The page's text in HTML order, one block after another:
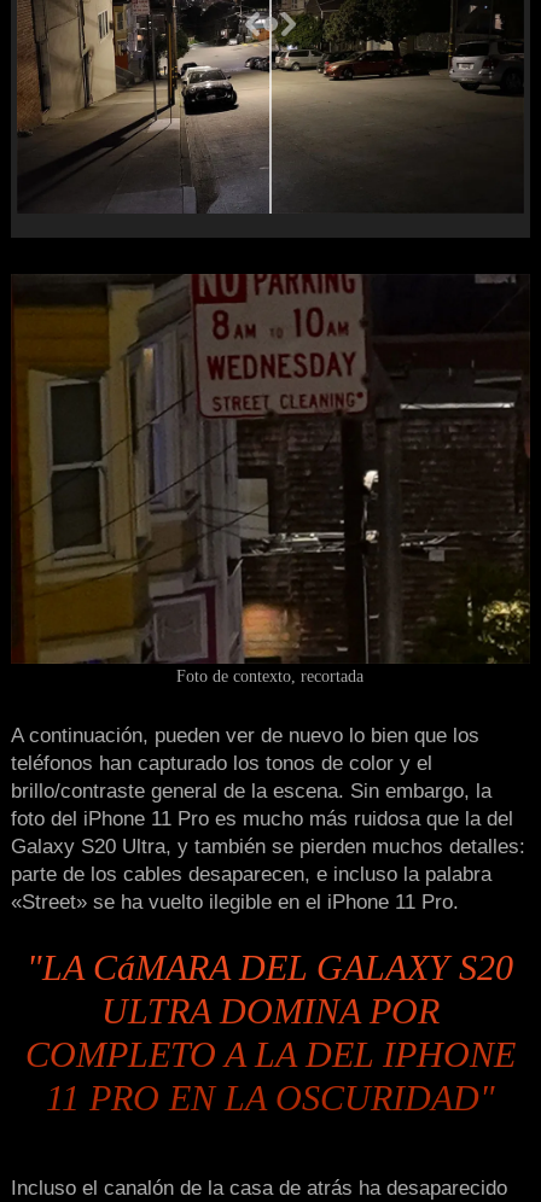
Foto de contexto, recortada
A continuación, pueden ver de nuevo lo bien que los
teléfonos han capturado los tonos de color y el
brillo/contraste general de la escena. Sin embargo, la
foto del iPhone 11 Pro es mucho más ruidosa que la del
Galaxy S20 Ultra, y también se pierden muchos detalles:
parte de los cables desaparecen, e incluso la palabra
«Street» se ha vuelto ilegible en el iPhone 11 Pro.
"LA CáMARA DEL GALAXY S20
ULTRA DOMINA POR
COMPLETO A LA DEL IPHONE
11 PRO EN LA OSCURIDAD"
Incluso el canalón de la casa de atrás ha desaparecido